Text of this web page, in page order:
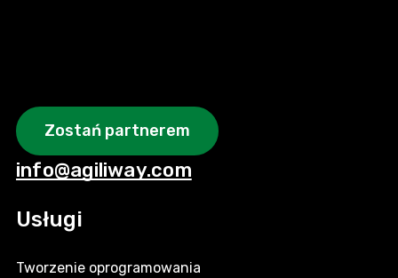
Zostań partnerem
info@agiliway.com
Usługi
Tworzenie oprogramowania